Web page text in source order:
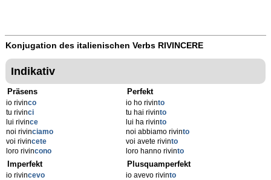
Konjugation des italienischen Verbs RIVINCERE
Indikativ
Präsens
io rivinco
tu rivinci
lui rivince
noi rivinciamo
voi rivincete
loro rivincono
Perfekt
io ho rivinto
tu hai rivinto
lui ha rivinto
noi abbiamo rivinto
voi avete rivinto
loro hanno rivinto
Imperfekt
io rivincevo
Plusquamperfekt
io avevo rivinto